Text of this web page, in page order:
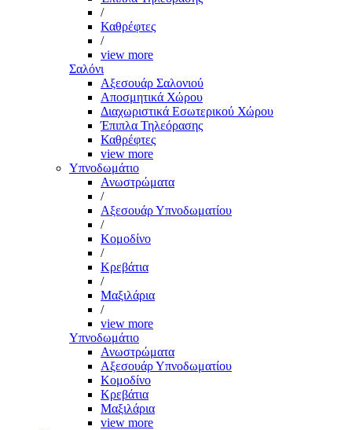
/
Καθρέφτες
/
view more
Σαλόνι
Αξεσουάρ Σαλονιού
Αποσμητικά Χώρου
Διαχωριστικά Εσωτερικού Χώρου
Έπιπλα Τηλεόρασης
Καθρέφτες
view more
Υπνοδωμάτιο
Ανωστρώματα
/
Αξεσουάρ Υπνοδωματίου
/
Κομοδίνο
/
Κρεβάτια
/
Μαξιλάρια
/
view more
Υπνοδωμάτιο
Ανωστρώματα
Αξεσουάρ Υπνοδωματίου
Κομοδίνο
Κρεβάτια
Μαξιλάρια
view more